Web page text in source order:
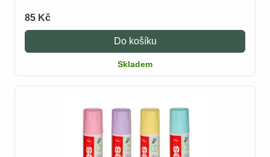
85 Kč
Do košíku
Skladem